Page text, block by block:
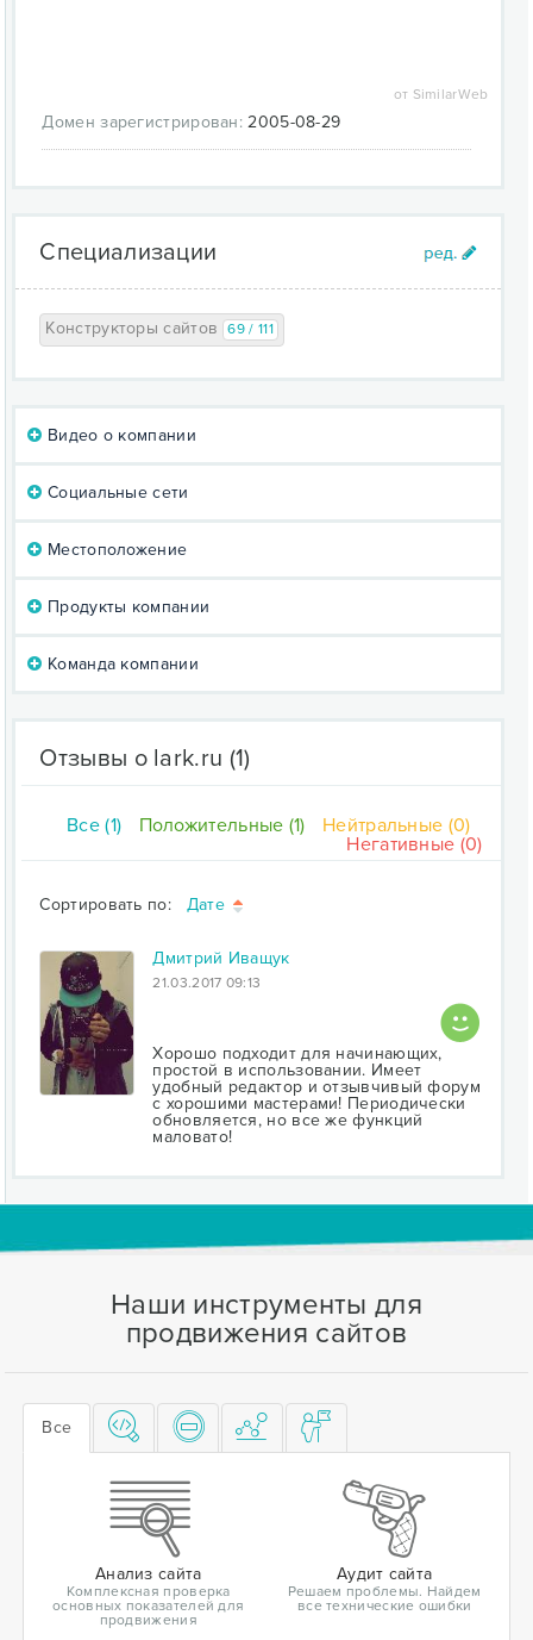
от SimilarWeb
Домен зарегистрирован: 2005-08-29
Специализации
Конструкторы сайтов 69 / 111
Видео о компании
Социальные сети
Местоположение
Продукты компании
Команда компании
Отзывы о lark.ru (1)
Все (1) Положительные (1)
Нейтральные (0)
Негативные (0)
Сортировать по: Дате
Дмитрий Иващук
21.03.2017 09:13
Хорошо подходит для начинающих,
простой в использовании. Имеет
удобный редактор и отзывчивый форум
с хорошими мастерами! Периодически
обновляется, но все же функций
маловато!
Наши инструменты для
продвижения сайтов
Все
Анализ сайта
Комплексная проверка
основных показателей для
продвижения
Аудит сайта
Решаем проблемы. Найдем
все технические ошибки